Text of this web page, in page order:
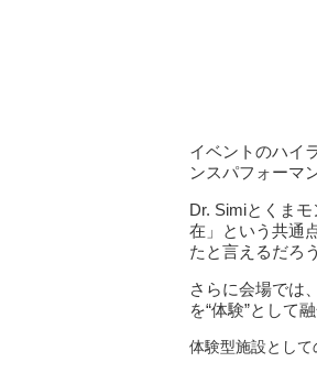
イベントのハイ
ンスパフォーマ
Dr. Simiとくま
在」という共通
たと言えるだろう
さらに会場では
を“体験”として
体験型施設とし